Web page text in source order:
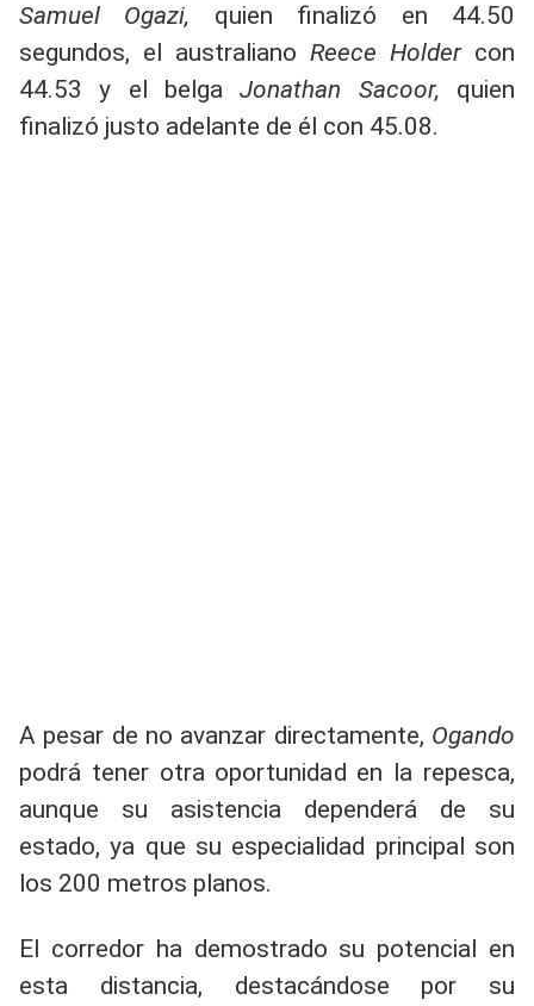
Samuel Ogazi, quien finalizó en 44.50
segundos, el australiano Reece Holdercon
44.53 y el belgaJonathan Sacoor, quien
finalizó justo adelante de él con 45.08.
A pesar de no avanzar directamente, Ogando
podrá tener otra oportunidad en la repesca,
aunque su asistencia dependerá de su
estado, ya que su especialidad principal son
los 200 metros planos.
El corredor ha demostrado su potencial en
esta distancia, destacándose por su